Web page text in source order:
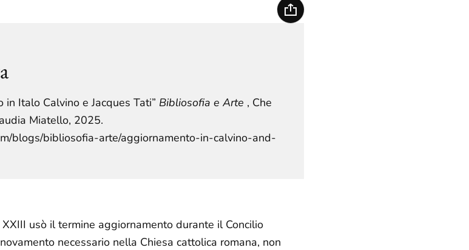
Italo Calvino e Jacques Tati” Bibliosofia e Arte , Che
Miatello, 2025.
blogs/bibliosofia-arte/aggiornamento-in-calvino-and-
usò il termine aggiornamento durante il Concilio
necessario nella Chiesa cattolica romana, non